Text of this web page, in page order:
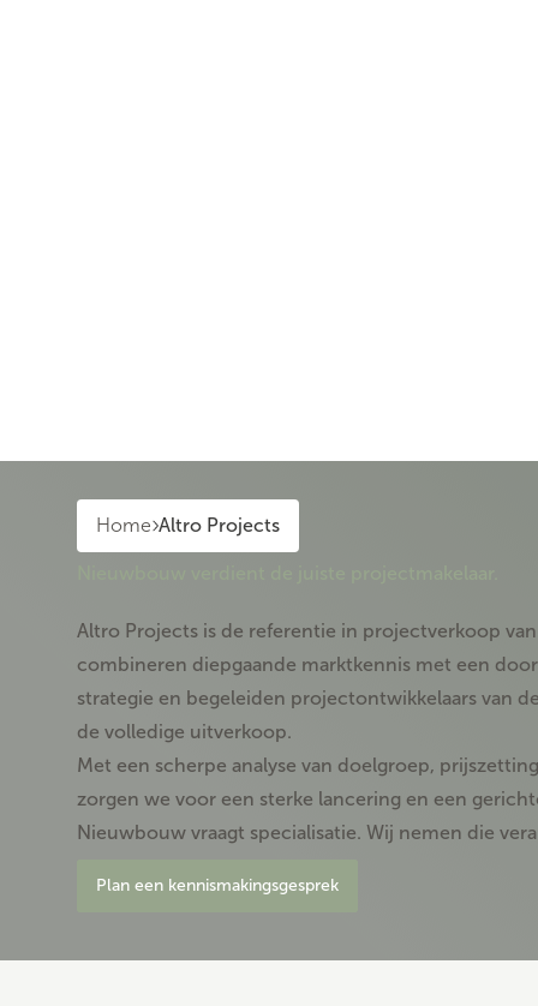
Home Altro Projects
Altro Projects is de referentie in projectverkoop
combineren diepgaande marktkennis met een
strategie en begeleiden projectontwikkelaars van
de volledige uitverkoop.
Met een scherpe analyse van doelgroep,
zorgen we voor een sterke lancering en een
Nieuwbouw vraagt specialisatie. Wij nemen die
Plan een kennismakingsgesprek